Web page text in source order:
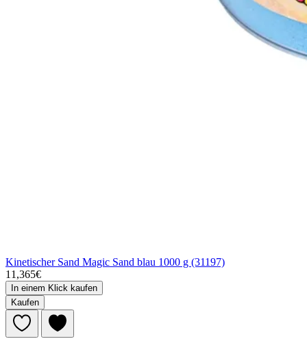
Kinetischer Sand Magic Sand blau 1000 g (31197)
11,365€
In einem Klick kaufen
Kaufen